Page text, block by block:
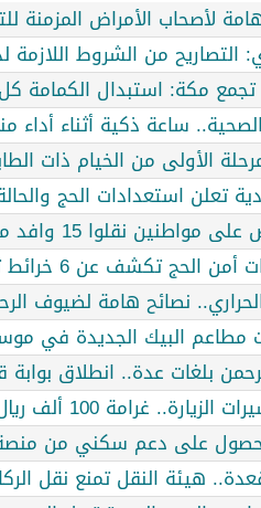
لأصحاب الأمراض المزمنة
التصاريح من الشروط
استبدال الكمامة كل 6 ساعات للحجاج
ساعة ذكية أثناء أداء
الأولى من الخيام ذات
تعلن استعدادات الحج
نقلوا 15 وافد مخالف لنظام الحج
خرائط تفاعلية لمعرفة الطرق والاتجاهات
نصائح هامة لضيوف
مطاعم البيك الجديدة في
بلغات عدة.. انطلاق بوابة
غرامة 100 ألف ريال سعودي
على دعم سكني من منصة
هيئة النقل تمنع نقل